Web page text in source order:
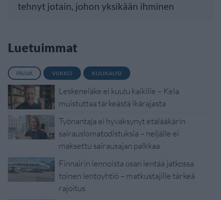
tehnyt jotain, johon yksikään ihminen
Luetuimmat
PÄIVÄ VIIKKO KUUKAUSI
Leskeneläke ei kuulu kaikille – Kela
muistuttaa tärkeästä ikärajasta
Työnantaja ei hyväksynyt etälääkärin
sairauslomatodistuksia – neljälle ei
maksettu sairausajan palkkaa
Finnairin lennoista osan lentää jatkossa
toinen lentoyhtiö – matkustajille tärkeä
rajoitus